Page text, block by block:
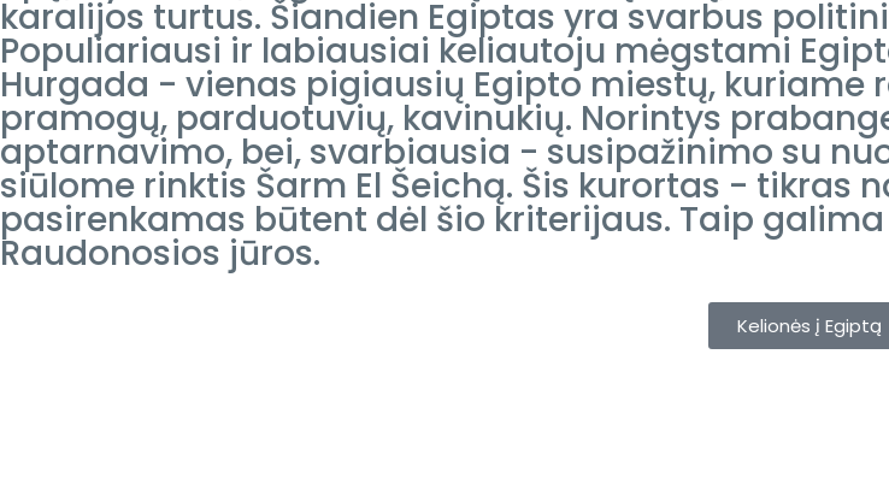
karalijos turtus. Šiandien Egiptas yra svarbus
Populiariausi ir labiausiai keliautoju mėgstami
Hurgada - vienas pigiausių Egipto miestų,
pramogų, parduotuvių, kavinukių. Norintys
aptarnavimo, bei, svarbiausia - susipažinimo su
siūlome rinktis Šarm El Šeichą. Šis kurortas - tikras
pasirenkamas būtent dėl šio kriterijaus. Taip
Raudonosios jūros.
Kelionės į Egiptą